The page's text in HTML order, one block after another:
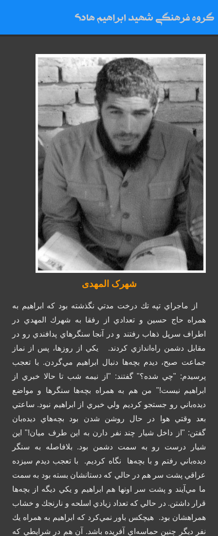
شهرک المهدی
از ماجراي تپه تك درخت مدتي نگذشته بود كه ابراهيم به
همراه حاج حسين و تعدادي از رفقا به شهرك المهدي در
اطراف سرپل ذهاب رفتند و در آنجا سنگرهاي پدافندي رو در
مقابل دشمن راه‌اندازي كردند. يكي از روزها، پس از نماز
جماعت صبح، ديدم بچه‌ها دنبال ابراهيم مي‌گردن. با تعجب
پرسيدم: "چي شده؟" گفتند: "از نيمه شب تا حالا خبري از
ابراهيم نيست!" من هم به همراه بچه‌ها سنگرها و مواضع
ديده‌باني رو جستجو كرديم ولي خبري از ابراهيم نبود. ساعتي
بعد وقتي هوا در حال روشن شدن بود بچه‌هاي ديده‌بان
گفتن: "از داخل شيار چند نفر دارن به اين طرف ميان!" اين
شيار درست رو به سمت دشمن بود. بلافاصله به سنگر
ديده‌باني رفتم و با بچه‌ها نگاه كرديم. با تعجب ديدم سيزده
عراقي پشت سر هم در حالي كه دستانشان بسته بود به سمت
ما مي‌آيند و پشت سر اونها هم ابراهيم و يكي ديگه از بچه‌ها
قرار داشتن. در حالي كه تعداد زيادي اسلحه و نارنجك و خشاب
همراهشان بود. هيچكس باور نمي‌كرد كه ابراهيم به همراه يك
نفر ديگر چنين حماسه‌اي آفريده باشد. آن هم در شرايطي كه